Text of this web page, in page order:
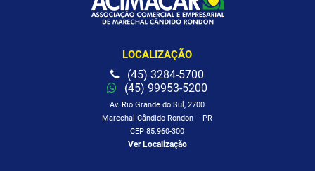
LOCALIZAÇÃO
(45) 3284-5700
(45) 99953-5200
Av. Rio Grande do Sul, 2700
Marechal Cândido Rondon – PR
CEP 85.960-300
Ver Localização